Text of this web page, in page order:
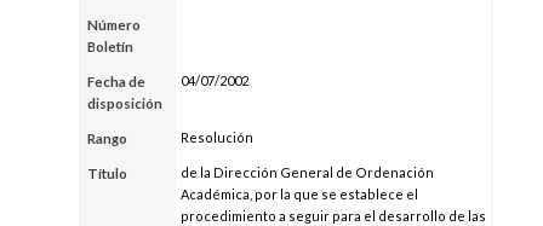
Número
Boletín
Fecha de
disposición
04/07/2002
Rango Resolución
Título
de la Dirección General de Ordenación
Académica, por la que se establece el
procedimiento a seguir para el desarrollo de las